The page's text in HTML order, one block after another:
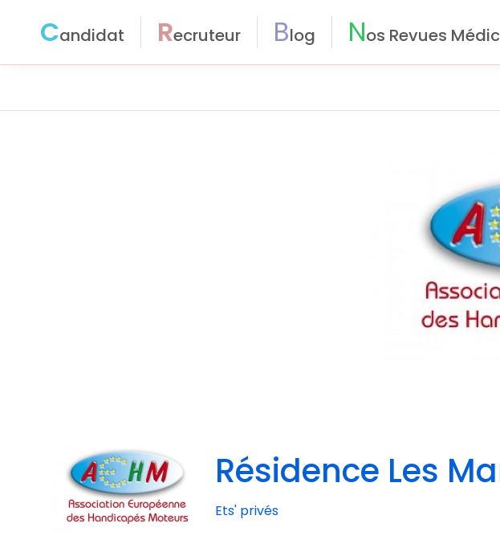
Candidat Recruteur Blog Nos Revues
Résidence Les
Ets' privés